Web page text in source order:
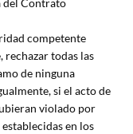
del Contrato
competente
rechazar todas las
de ninguna
si el acto de
violado por
en los